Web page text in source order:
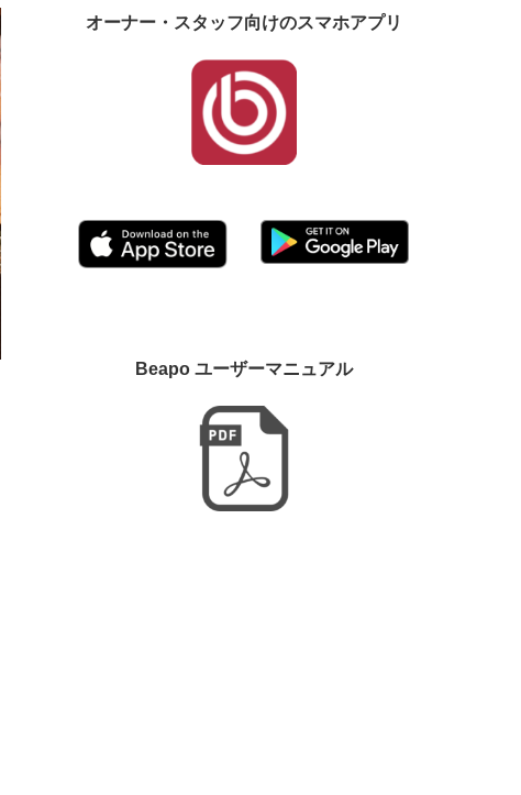
オーナー・スタッフ向けのスマホアプリ
Beapo ユーザーマニュアル